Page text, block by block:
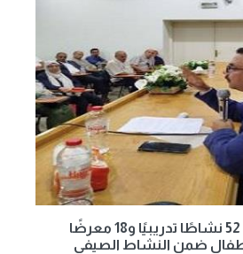
رئيس قطاع المتاحف: 52 نشاطًا تدريبيًا و18 معرضًا
للأطفال ضمن النشاط الصيفي